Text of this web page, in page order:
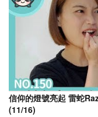
信仰的燈號亮起 雷蛇
(11/16)